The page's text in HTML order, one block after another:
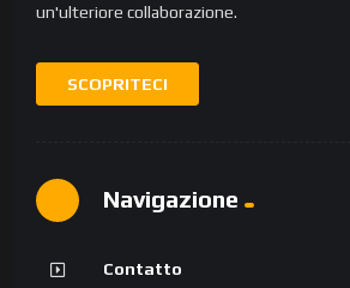
un'ulteriore collaborazione.
SCOPRITECI
Navigazione
Contatto